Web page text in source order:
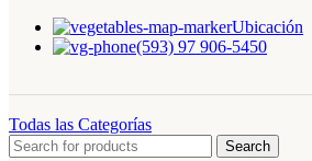
Ubicación
(593) 97 906-5450
Todas las Categorías
Search